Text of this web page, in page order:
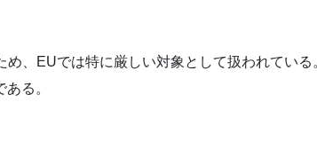
、EUでは特に厳しい対象として扱われている
る。